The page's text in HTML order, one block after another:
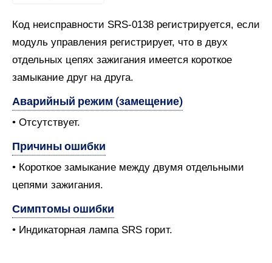
Код неисправности SRS-0138 регистрируется, если
модуль управления регистрирует, что в двух
отдельных цепях зажигания имеется короткое
замыкание друг на друга.
Аварийный режим (замещение)
• Отсутствует.
Причины ошибки
• Короткое замыкание между двумя отдельными
цепями зажигания.
Симптомы ошибки
• Индикаторная лампа SRS горит.